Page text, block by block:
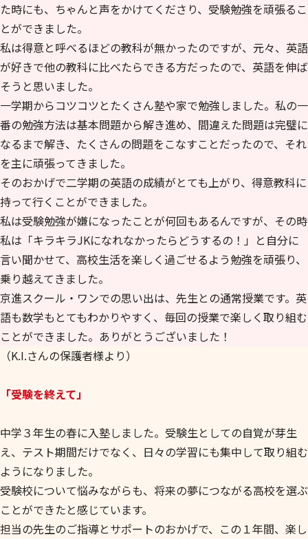
た時にも、ちゃんと声をかけてくださり、受験勉強を頑張るこ
とができました。
私は得意と呼べるほどの教科が無かったのですが、元々、英語
が好きで他の教科に比べたらできる方だったので、英語を伸ば
そうと思いました。
一学期からコツコツとたくさん塾や家で勉強しました。私の一
番の勉強方法は基本問題から解き進め、間違えた問題は完璧に
なるまで解き、たくさんの問題をこなすことだったので、それ
を主に頑張ってきました。
そのおかげで二学期の英語の成績がとても上がり、得意教科に
持って行くことができました。
私は受験勉強が嫌になったことが何回もあるんですが、その時
私は「キラキラJKになれなかったらどうするの！」と自分に
言い聞かせて、高校生活を楽しく過ごせるよう勉強を頑張り、
乗り越えてきました。
京進スクール・ワンでの思い出は、先生との通常授業です。英
語も数学もとてもわかりやすく、毎回の授業で楽しく取り組む
ことができました。ありがとうございました！
（K.I.さんの保護者様より）
「受験を終えて」
中学３年生の春に入塾しました。受験生としての自覚が芽生
え、テスト期間だけでなく、日々の学習にも集中して取り組む
ようになりました。
受験校について悩みながらも、将来の夢につながる高校を選ぶ
ことができたと感じています。
担当の先生のご指導とサポートのおかげで、この１年間、楽し